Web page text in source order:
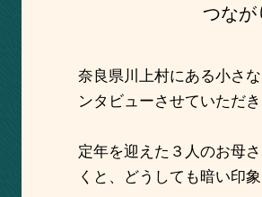
つなが
奈良県川上村にある小さ
ンタビューさせていただき
定年を迎えた３人のお母
くと、どうしても暗い印